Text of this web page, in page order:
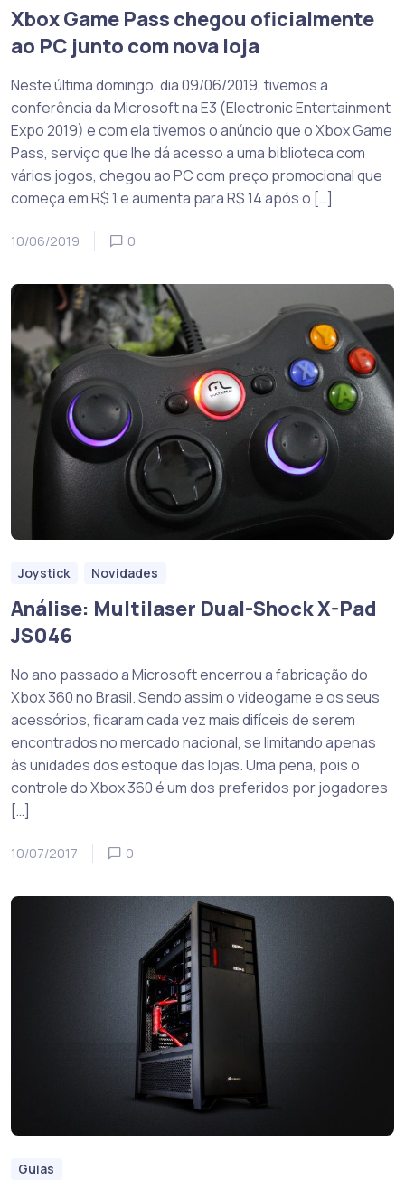
Xbox Game Pass chegou oficialmente
ao PC junto com nova loja
Neste última domingo, dia 09/06/2019, tivemos a
conferência da Microsoft na E3 (Electronic Entertainment
Expo 2019) e com ela tivemos o anúncio que o Xbox Game
Pass, serviço que lhe dá acesso a uma biblioteca com
vários jogos, chegou ao PC com preço promocional que
começa em R$ 1 e aumenta para R$ 14 após o […]
10/06/2019 0
Joystick Novidades
Análise: Multilaser Dual-Shock X-Pad
JS046
No ano passado a Microsoft encerrou a fabricação do
Xbox 360 no Brasil. Sendo assim o videogame e os seus
acessórios, ficaram cada vez mais difíceis de serem
encontrados no mercado nacional, se limitando apenas
às unidades dos estoque das lojas. Uma pena, pois o
controle do Xbox 360 é um dos preferidos por jogadores
[…]
10/07/2017 0
Guias